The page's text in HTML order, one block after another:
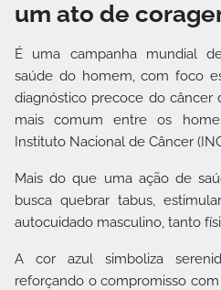
um ato de
É uma campanha mundial
saúde do homem, com foco
diagnóstico precoce do câncer
mais comum entre os
Instituto Nacional de Câncer
Mais do que uma ação de
busca quebrar tabus,
autocuidado masculino, tanto
A cor azul simboliza
reforçando o compromisso